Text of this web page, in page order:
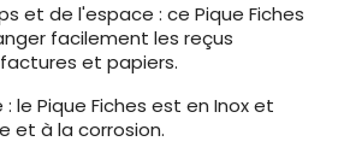
et de l'espace : ce Pique Fiches
facilement les reçus
et papiers.
le Pique Fiches est en Inox et
et à la corrosion.